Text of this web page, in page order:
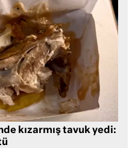
kızarmış tavuk yedi: